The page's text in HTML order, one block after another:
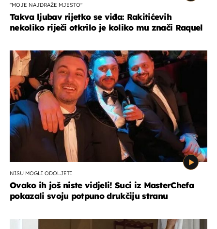
"MOJE NAJDRAŽE MJESTO"
Takva ljubav rijetko se viđa: Rakitićevih
nekoliko riječi otkrilo je koliko mu znači Raquel
NISU MOGLI ODOLJETI
Ovako ih još niste vidjeli! Suci iz MasterChefa
pokazali svoju potpuno drukčiju stranu